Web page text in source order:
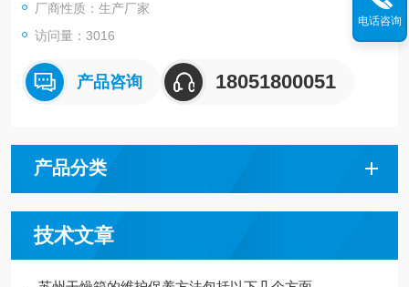
厂商性质：生产厂家
访问量：3016
产品咨询 18051800051
产品分类
技术文章
电话咨询